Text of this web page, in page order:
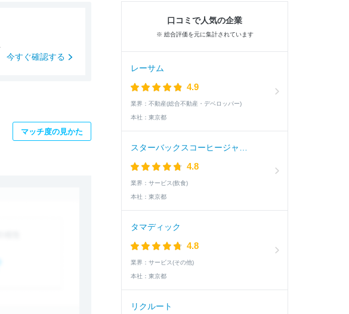
今すぐ確認する
マッチ度の見かた
口コミで人気の企業
※ 総合評価を元に集計されています
レーサム
4.9
業界： 不動産(総合不動産・デベロッパー)
本社： 東京都
4.8
業界： サービス(飲食)
本社： 東京都
タマディック
4.8
業界： サービス(その他)
本社： 東京都
リクルート